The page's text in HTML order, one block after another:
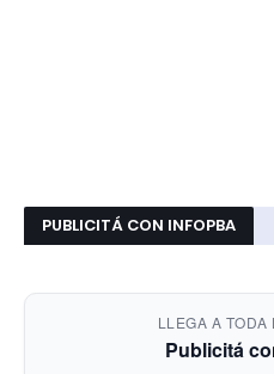
PUBLICITÁ CON INFOPBA
LLEGA A TODA
Publicitá